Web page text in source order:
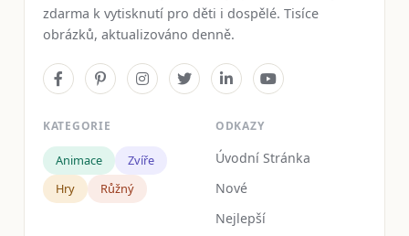
zdarma k vytisknutí pro děti i dospělé. Tisíce
obrázků, aktualizováno denně.
KATEGORIE
Animace
Zvíře
Hry
Růžný
ODKAZY
Úvodní Stránka
Nové
Nejlepší